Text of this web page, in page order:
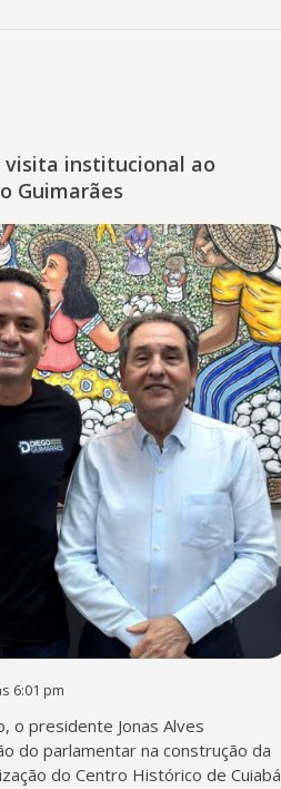
visita institucional ao
Guimarães
6:01 pm
o presidente Jonas Alves
do parlamentar na construção da
do Centro Histórico de Cuiabá